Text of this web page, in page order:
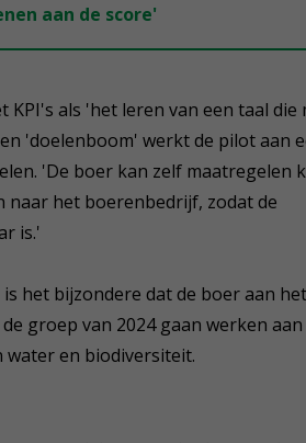
aan de score'
als 'het leren van een taal die
'doelenboom' werkt de pilot aan
'De boer kan zelf maatregelen
naar het boerenbedrijf, zodat de
is.'
het bijzondere dat de boer aan
groep van 2024 gaan werken
water en biodiversiteit.